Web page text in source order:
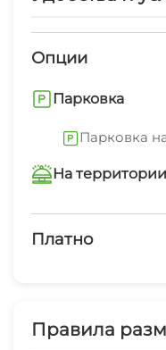
Опции
Парковка
Парковка
На территории
Трансфер
Есть
Платно
Правила